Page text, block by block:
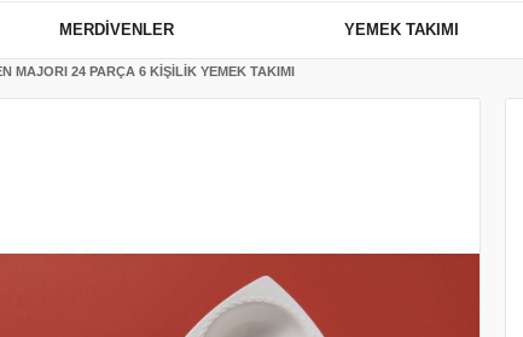
MERDIVENLER YEMEK TAKIMI
MAJORI 24 PARÇA 6 KİŞİLİK YEMEK TAKIMI